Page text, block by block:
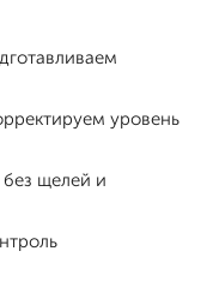
уровень
щелей и